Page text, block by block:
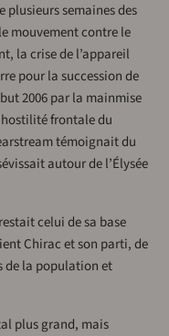
plusieurs semaines des
mouvement contre le
la crise de l’appareil
pour la succession de
2006 par la mainmise
frontale du
témoignait du
autour de l’Élysée
celui de sa base
Chirac et son parti, de
de la population et
plus grand, mais